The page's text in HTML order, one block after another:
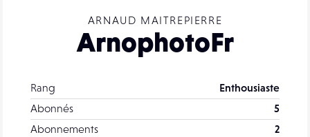
ARNAUD MAITREPIERRE
ArnophotoFr
Rang
Enthousiaste
Abonnés
5
Abonnements
2